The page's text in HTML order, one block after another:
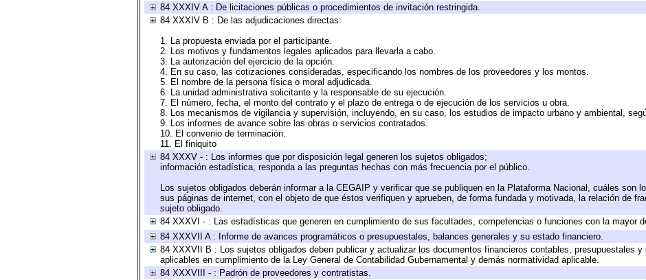
84 XXXIV A : De licitaciones públicas o procedimientos de invitación restringida.
84 XXXIV B : De las adjudicaciones directas:
1. La propuesta enviada por el participante.
2. Los motivos y fundamentos legales aplicados para llevarla a cabo.
3. La autorización del ejercicio de la opción.
4. En su caso, las cotizaciones consideradas, especificando los nombres de los proveedores y los montos.
5. El nombre de la persona física o moral adjudicada.
6. La unidad administrativa solicitante y la responsable de su ejecución.
7. El número, fecha, el monto del contrato y el plazo de entrega o de ejecución de los servicios u obra.
8. Los mecanismos de vigilancia y supervisión, incluyendo, en su caso, los estudios de impacto urbano y ambiental,
9. Los informes de avance sobre las obras o servicios contratados.
10. El convenio de terminación.
11. El finiquito
84 XXXV - : Los informes que por disposición legal generen los sujetos obligados;
información estadística, responda a las preguntas hechas con más frecuencia por el público.
Los sujetos obligados deberán informar a la CEGAIP y verificar que se publiquen en la Plataforma Nacional, cuáles son
sus páginas de internet, con el objeto de que éstos verifiquen y aprueben, de forma fundada y motivada, la relación de
sujeto obligado.
84 XXXVI - : Las estadísticas que generen en cumplimiento de sus facultades, competencias o funciones con la mayor
84 XXXVII A : Informe de avances programáticos o presupuestales, balances generales y su estado financiero.
84 XXXVII B : Los sujetos obligados deben publicar y actualizar los documentos financieros contables, presupuestales y
aplicables en cumplimiento de la Ley General de Contabilidad Gubernamental y demás normatividad aplicable.
84 XXXVIII - : Padrón de proveedores y contratistas.